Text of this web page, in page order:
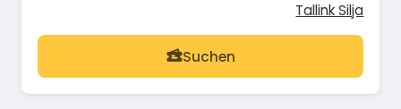
Tallink Silja
Suchen